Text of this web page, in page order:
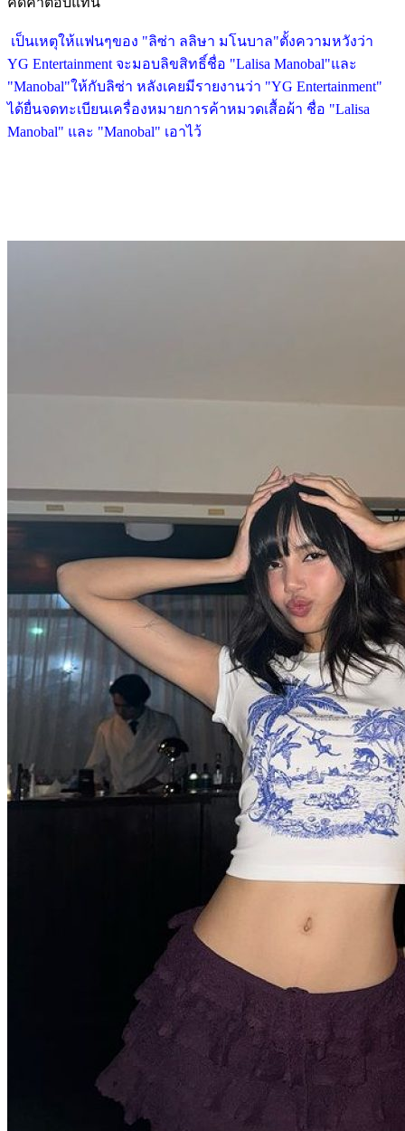
เป็นเหตุให้แฟนๆของ "ลิซ่า ลลิษา มโนบาล"ตั้งความหวังว่า
YG Entertainment จะมอบลิขสิทธิ์ชื่อ "Lalisa Manobal"และ
"Manobal"ให้กับลิซ่า หลังเคยมีรายงานว่า "YG Entertainment"
ได้ยื่นจดทะเบียนเครื่องหมายการค้าหมวดเสื้อผ้า ชื่อ "Lalisa
Manobal" และ "Manobal" เอาไว้